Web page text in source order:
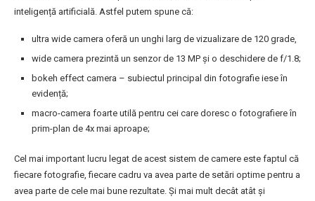
inteligență artificială. Astfel putem spune că:
ultra wide camera oferă un unghi larg de vizualizare de 120 grade,
wide camera prezintă un senzor de 13 MP și o deschidere de f/1.8;
bokeh effect camera – subiectul principal din fotografie iese în
evidență;
macro-camera foarte utilă pentru cei care doresc o fotografiere în
prim-plan de 4x mai aproape;
Cel mai important lucru legat de acest sistem de camere este faptul că
fiecare fotografie, fiecare cadru va avea parte de setări optime pentru a
avea parte de cele mai bune rezultate. Și mai mult decât atât și